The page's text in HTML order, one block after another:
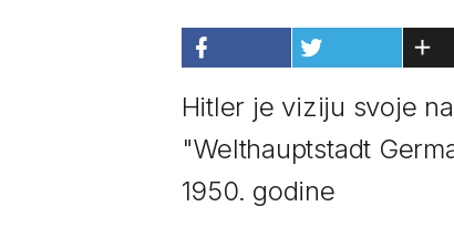
Hitler je viziju svoje
"Welthauptstadt
1950. godine